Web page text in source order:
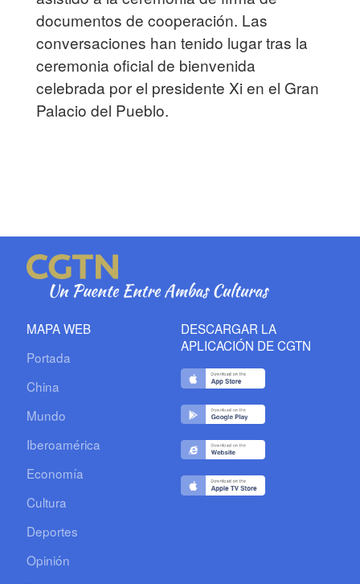
documentos de cooperación. Las
conversaciones han tenido lugar tras la
ceremonia oficial de bienvenida
celebrada por el presidente Xi en el Gran
Palacio del Pueblo.
MAPA WEB
Portada
China
Mundo
Iberoamérica
Economía
Cultura
Deportes
Opinión
DESCARGAR LA
APLICACIÓN DE CGTN